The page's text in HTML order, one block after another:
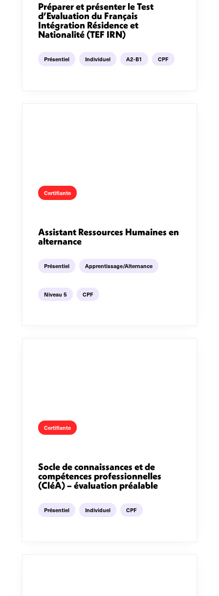
Préparer et présenter le Test
d’Evaluation du Français
Intégration Résidence et
Nationalité (TEF IRN)
Présentiel Individuel A2-B1 CPF
Certifiante
Assistant Ressources Humaines en
alternance
Présentiel Apprentissage/Alternance
Niveau 5 CPF
Certifiante
Socle de connaissances et de
compétences professionnelles
(CléA) – évaluation préalable
Présentiel Individuel CPF